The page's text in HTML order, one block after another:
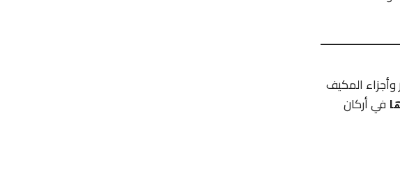
وأجزاء المكيف
في أركان